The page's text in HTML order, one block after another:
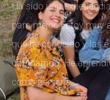
Ha sido una
para mejor. Estoy muy
que he conocido y las
compartido. He
como persona.